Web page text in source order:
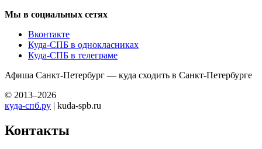
Мы в социальных сетях
Вконтакте
Куда-СПБ в однокласниках
Куда-СПБ в телеграме
Афиша Санкт-Петербург — куда сходить в Санкт-Петербурге
© 2013–2026
куда-спб.ру | kuda-spb.ru
Контакты